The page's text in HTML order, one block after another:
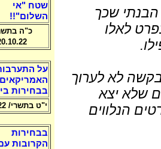
שכך
לאלו
לא לערוך
שלא יצא
הנלווים
שטח "אי
השלום"!!
כ"ה
על
האמריקאים
בבחירות
י"ט בתשרי/ 14.10.22
בבחירות
הקרובות